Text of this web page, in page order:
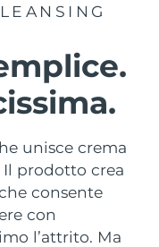
unisce crema
Il prodotto crea
consente
con
l’attrito. Ma